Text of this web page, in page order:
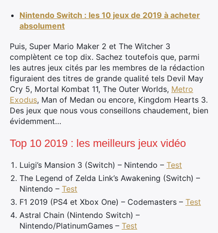
Nintendo Switch : les 10 jeux de 2019 à acheter
absolument
Puis, Super Mario Maker 2 et The Witcher 3
complètent ce top dix. Sachez toutefois que, parmi
les autres jeux cités par les membres de la rédaction
figuraient des titres de grande qualité tels Devil May
Cry 5, Mortal Kombat 11, The Outer Worlds, Metro
Exodus, Man of Medan ou encore, Kingdom Hearts 3.
Des jeux que nous vous conseillons chaudement, bien
évidemment…
Top 10 2019 : les meilleurs jeux vidéo
Luigi’s Mansion 3 (Switch) – Nintendo – Test
The Legend of Zelda Link’s Awakening (Switch) –
Nintendo – Test
F1 2019 (PS4 et Xbox One) – Codemasters – Test
Astral Chain (Nintendo Switch) –
Nintendo/PlatinumGames – Test